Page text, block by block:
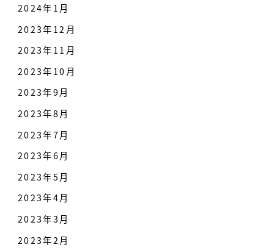
2024年1月
2023年12月
2023年11月
2023年10月
2023年9月
2023年8月
2023年7月
2023年6月
2023年5月
2023年4月
2023年3月
2023年2月